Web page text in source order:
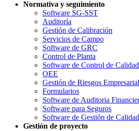
Normativa y seguimiento
Software SG-SST
Auditoría
Gestión de Calibración
Servicios de Campo
Software de GRC
Control de Planta
Software de Control de
OEE
Gestión de Riesgos
Formularios
Software de Auditoria
Software para Seguros
Software de Gestión de Calidad
Gestión de proyecto